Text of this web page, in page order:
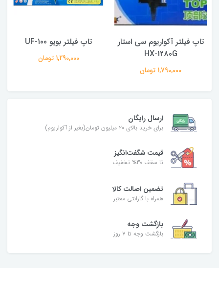
تاپ فیلتر آکواریوم سی استار
HX-1280G
1,790,000 تومان
تاپ فیلتر بویو UF-100
1,290,000 تومان
ارسال رایگان
برای خرید بالای ۲۰ میلیون تومان(بغیر از آکواریوم)
قیمت شگفت‌انگیز
تا سقف 30% تخفیف
تضمین اصالت کالا
همراه با گارانتی معتبر
بازگشت وجه
بازگشت وجه تا ۷ روز